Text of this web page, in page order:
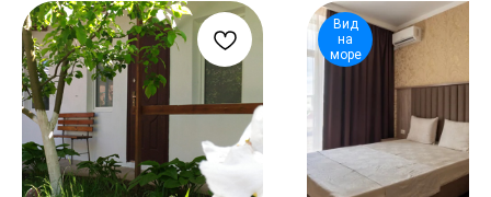
Вид
на
море